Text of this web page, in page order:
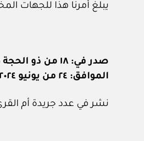
يبلغ أمرنا هذا للجهات
صدر في: ١٨ من ذو الحجة ١٤٤٥هـ
الموافق: ٢٤ من يونيو ٢٠٢٤م
نشر في عدد جريدة أم القرى رقم (٥٠٣٧) الصادر في ٥